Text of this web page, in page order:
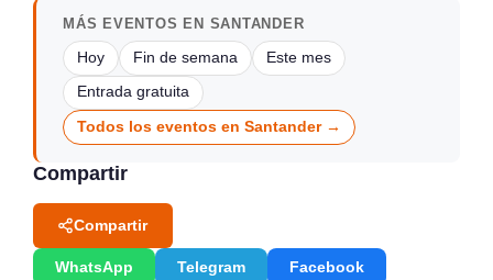
MÁS EVENTOS EN SANTANDER
Hoy Fin de semana Este mes
Entrada gratuita
Todos los eventos en Santander →
Compartir
Compartir
WhatsApp Telegram Facebook